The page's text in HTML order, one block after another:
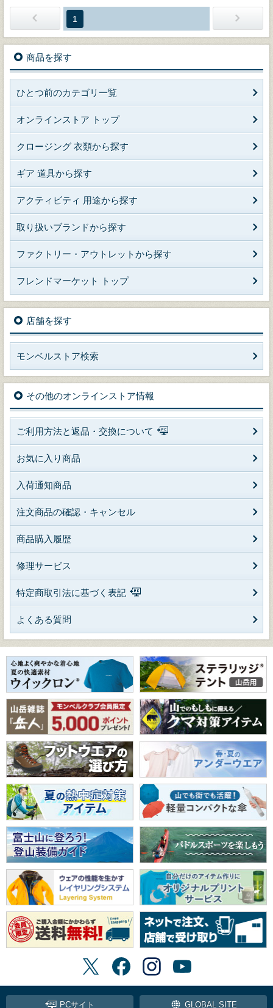
1
商品を探す
ひとつ前のカテゴリ一覧
オンラインストア トップ
クロージング 衣類から探す
ギア 道具から探す
アクティビティ 用途から探す
取り扱いブランドから探す
ファクトリー・アウトレットから探す
フレンドマーケット トップ
店舗を探す
モンベルストア検索
その他のオンラインストア情報
ご利用方法と返品・交換について
お気に入り商品
入荷通知商品
注文商品の確認・キャンセル
商品購入履歴
修理サービス
特定商取引法に基づく表記
よくある質問
PCサイト GLOBAL SITE